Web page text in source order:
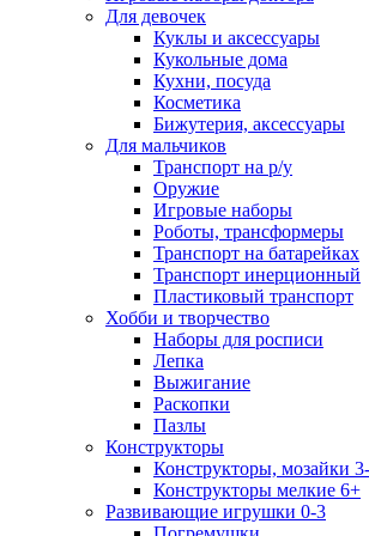
Для девочек
Куклы и аксессуары
Кукольные дома
Кухни, посуда
Косметика
Бижутерия, аксессуары
Для мальчиков
Транспорт на р/у
Оружие
Игровые наборы
Роботы, трансформеры
Транспорт на батарейках
Транспорт инерционный
Пластиковый транспорт
Хобби и творчество
Наборы для росписи
Лепка
Выжигание
Раскопки
Пазлы
Конструкторы
Конструкторы, мозайки
Конструкторы мелкие 6+
Развивающие игрушки 0-3